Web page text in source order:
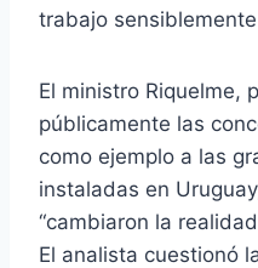
trabajo
El ministro Riquelme,
públicamente las
como ejemplo a las
instaladas en
“cambiaron la
El analista cuestionó